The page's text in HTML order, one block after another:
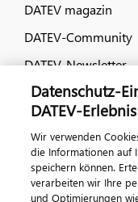
DATEV magazin
DATEV-Community
DATEV-Newsletter
Datenschutz-
DATEV-Erlebnis
Wir verwenden
die Informationen auf
speichern können.
verarbeiten wir Ihre
und Optimierungen